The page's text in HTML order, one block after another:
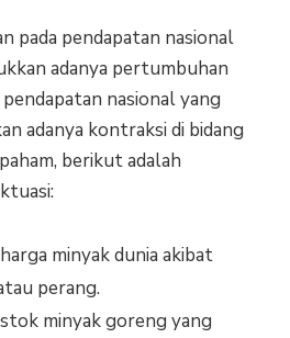
pada pendapatan nasional
adanya pertumbuhan
nasional yang
adanya kontraksi di bidang
berikut adalah
minyak dunia akibat
perang.
minyak goreng yang